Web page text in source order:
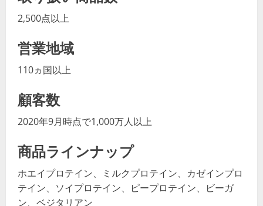
2,500点以上
営業地域
110ヵ国以上
顧客数
2020年9月時点で1,000万人以上
商品ラインナップ
ホエイプロテイン、ミルクプロテイン、カゼインプロ
テイン、ソイプロテイン、ピープロテイン、ビーガ
ン、ベジタリアン